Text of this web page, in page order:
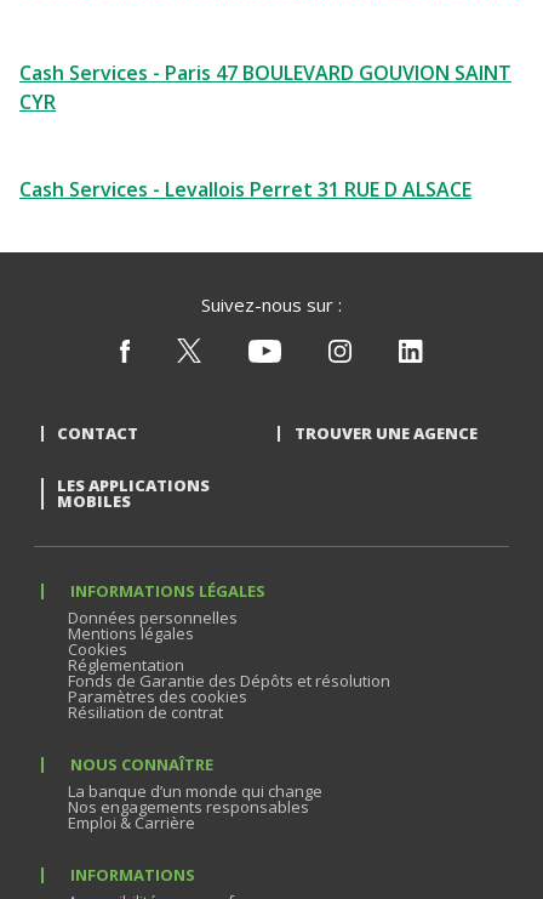
Cash Services - Paris 47 BOULEVARD GOUVION SAINT
CYR
Cash Services - Levallois Perret 31 RUE D ALSACE
Suivez-nous sur :
CONTACT TROUVER UNE AGENCE
LES APPLICATIONS
MOBILES
INFORMATIONS LÉGALES
Données personnelles
Mentions légales
Cookies
Réglementation
Fonds de Garantie des Dépôts et résolution
Paramètres des cookies
Résiliation de contrat
NOUS CONNAÎTRE
La banque d’un monde qui change
Nos engagements responsables
Emploi & Carrière
INFORMATIONS